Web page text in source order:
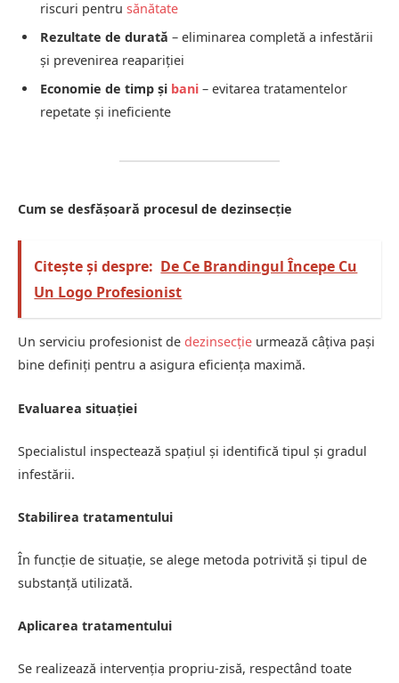
riscuri pentru sănătate
Rezultate de durată – eliminarea completă a infestării
și prevenirea reapariției
Economie de timp și bani – evitarea tratamentelor
repetate și ineficiente
Cum se desfășoară procesul de dezinsecție
Citește și despre: De Ce Brandingul Începe Cu
Un Logo Profesionist
Un serviciu profesionist de dezinsecție urmează câțiva pași
bine definiți pentru a asigura eficiența maximă.
Evaluarea situației
Specialistul inspectează spațiul și identifică tipul și gradul
infestării.
Stabilirea tratamentului
În funcție de situație, se alege metoda potrivită și tipul de
substanță utilizată.
Aplicarea tratamentului
Se realizează intervenția propriu-zisă, respectând toate